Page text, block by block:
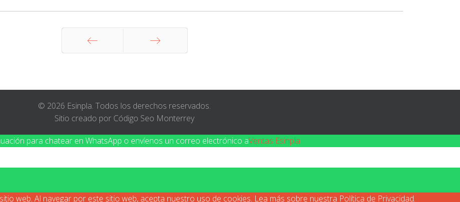
© 2026 Esinpla. Todos los derechos reservados.
Sitio creado por Código Seo Monterrey
para chatear en WhatsApp o envíenos un correo electrónico aVentas Esinpla
web. Al navegar por este sitio web, acepta nuestro uso de cookies. Lea más sobre nuestra Política de Privacidad.